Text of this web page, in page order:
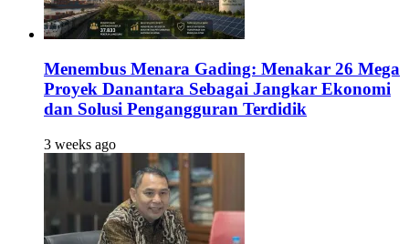
Menembus Menara Gading: Menakar 26 Mega
Proyek Danantara Sebagai Jangkar Ekonomi
dan Solusi Pengangguran Terdidik
3 weeks ago